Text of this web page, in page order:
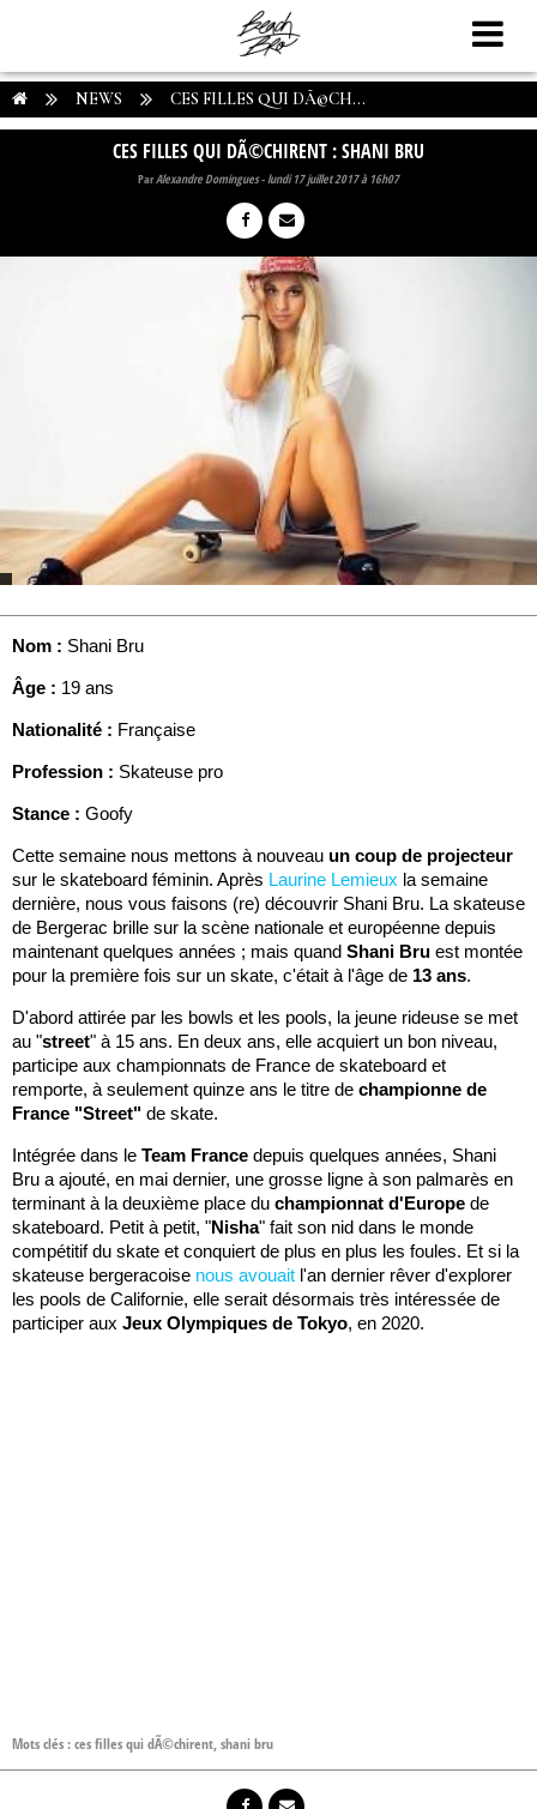
NEWS CES FILLES QUI DÃ©CH...
CES FILLES QUI DÃ©CHIRENT : SHANI BRU
ParAlexandre Domingues-lundi 17 juillet 2017 à 16h07
Nom : Shani Bru
Âge : 19 ans
Nationalité : Française
Profession : Skateuse pro
Stance : Goofy
Cette semaine nous mettons à nouveau un coup de projecteur
sur le skateboard féminin. Après Laurine Lemieux la semaine
dernière, nous vous faisons (re) découvrir Shani Bru. La skateuse
de Bergerac brille sur la scène nationale et européenne depuis
maintenant quelques années ; mais quand Shani Bru est montée
pour la première fois sur un skate, c'était à l'âge de 13 ans.
D'abord attirée par les bowls et les pools, la jeune rideuse se met
au "street" à 15 ans. En deux ans, elle acquiert un bon niveau,
participe aux championnats de France de skateboard et
remporte, à seulement quinze ans le titre de championne de
France "Street" de skate.
Intégrée dans le Team France depuis quelques années, Shani
Bru a ajouté, en mai dernier, une grosse ligne à son palmarès en
terminant à la deuxième place du championnat d'Europe de
skateboard. Petit à petit, "Nisha" fait son nid dans le monde
compétitif du skate et conquiert de plus en plus les foules. Et si la
skateuse bergeracoise nous avouait l'an dernier rêver d'explorer
les pools de Californie, elle serait désormais très intéressée de
participer aux Jeux Olympiques de Tokyo, en 2020.
Mots clés :ces filles qui dÃ©chirent,shani bru